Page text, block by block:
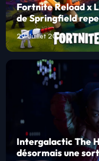
Fortnite Reload x
de Springfield
29 Juillet 2026
Intergalactic The
désormais une